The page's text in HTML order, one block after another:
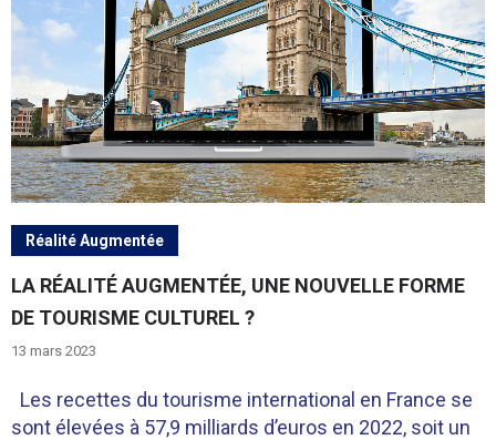
Réalité Augmentée
LA RÉALITÉ AUGMENTÉE, UNE NOUVELLE FORME
DE TOURISME CULTUREL ?
13 mars 2023
Les recettes du tourisme international en France se
sont élevées à 57,9 milliards d’euros en 2022, soit un